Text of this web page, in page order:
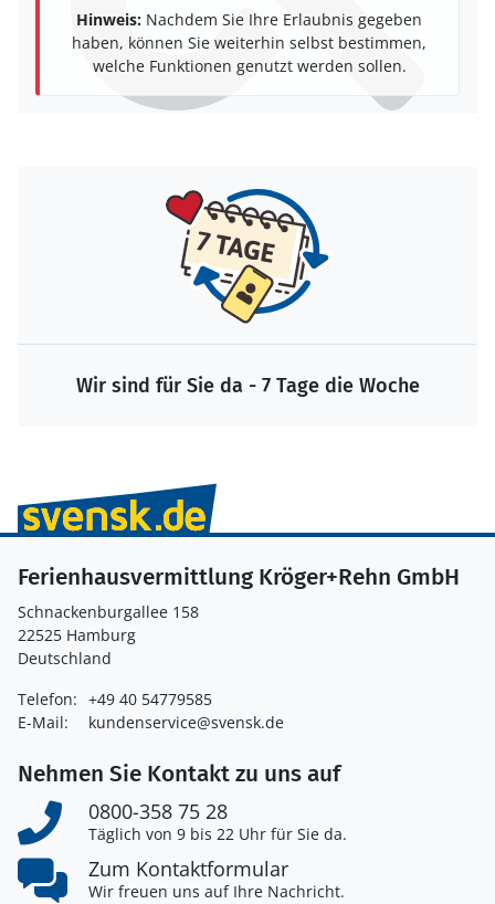
Hinweis: Nachdem Sie Ihre Erlaubnis gegeben
haben, können Sie weiterhin selbst bestimmen,
welche Funktionen genutzt werden sollen.
Wir sind für Sie da - 7 Tage die Woche
Ferienhausvermittlung Kröger+Rehn GmbH
Schnackenburgallee 158
22525 Hamburg
Deutschland
Telefon: +49 40 54779585
E-Mail:
kundenservice@svensk.de
Nehmen Sie Kontakt zu uns auf
0800-358 75 28
Täglich von 9 bis 22 Uhr für Sie da.
Zum Kontaktformular
Wir freuen uns auf Ihre Nachricht.